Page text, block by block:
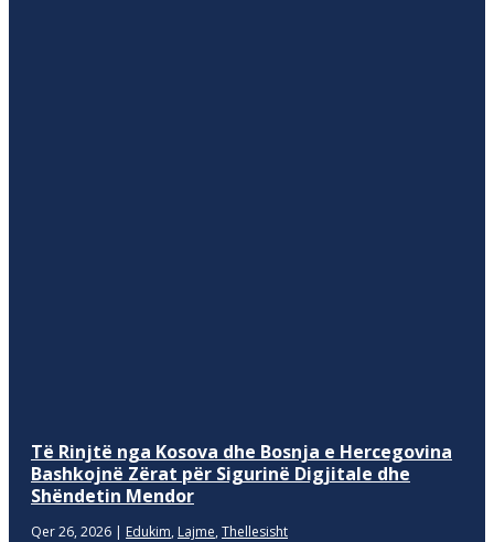
Të Rinjtë nga Kosova dhe Bosnja e Hercegovina
Bashkojnë Zërat për Sigurinë Digjitale dhe
Shëndetin Mendor
Qer 26, 2026 | Edukim, Lajme, Thellesisht